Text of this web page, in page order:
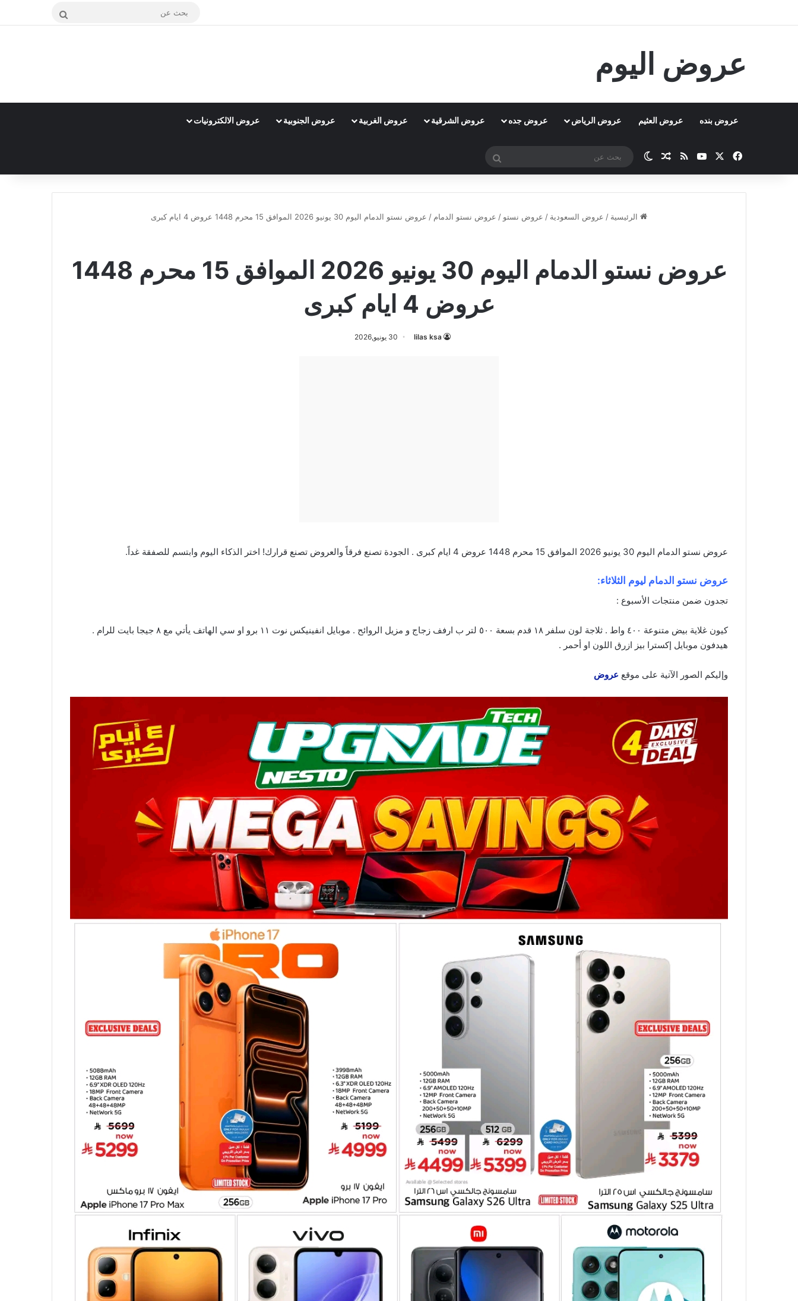
بحث
عروض اليوم
عروض بنده عروض العثيم عروض الرياض عروض جده عروض الشرقية عروض الغربية عروض الجنوبية عروض الالكترونيات
فيسبوك ‫YouTubeملخص الموقع RSS
مقال عشوائي
الوضع المظلم
بحث
الرئيسية / عروض السعودية / عروض نستو / عروض نستو الدمام / عروض نستو الدمام اليوم 30 يونيو 2026 الموافق 15 محرم 1448 عروض 4 ايام كبرى
عروض نستو الدمام اليوم 30 يونيو 2026 الموافق 15 محرم 1448
عروض 4 ايام كبرى
lilas ksa 30 يونيو,2026
عروض نستو الدمام اليوم 30 يونيو 2026 الموافق 15 محرم 1448 عروض 4 ايام كبرى . الجودة تصنع فرقاً والعروض تصنع قرارك! اختر الذكاء اليوم وابتسم للصفقة غداً.
عروض نستو الدمام ليوم الثلاثاء:
تجدون ضمن منتجات الأسبوع :
كيون غلاية بيض متنوعة ٤٠٠ واط . ثلاجة لون سلفر ١٨ قدم بسعة ٥٠٠ لتر ب ارفف زجاج و مزيل الروائح . موبايل انفينيكس نوت ١١ برو او سي الهاتف يأتي مع ٨ جيجا بايت للرام .
هيدفون موبايل إكسترا بيز ازرق اللون او أحمر .
وإليكم الصور الآتية على موقع عروض